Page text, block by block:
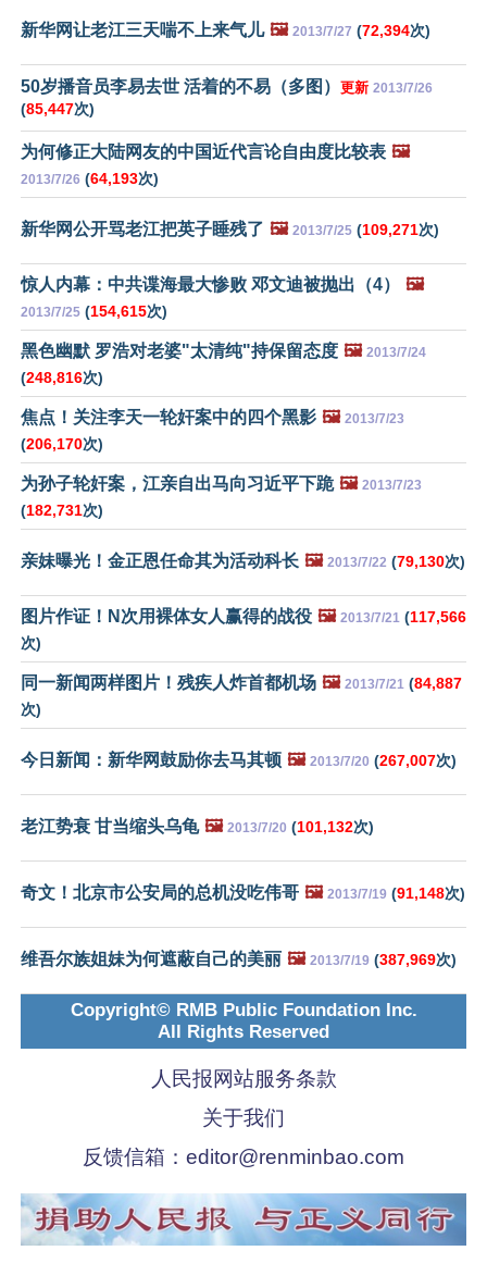
新华网让老江三天喘不上来气儿 🖼️ 2013/7/27 (72,394次)
50岁播音员李易去世 活着的不易（多图） 更新 2013/7/26
(85,447次)
为何修正大陆网友的中国近代言论自由度比较表 🖼️
2013/7/26 (64,193次)
新华网公开骂老江把英子睡残了 🖼️ 2013/7/25 (109,271次)
惊人内幕：中共谍海最大惨败 邓文迪被抛出（4） 🖼️
2013/7/25 (154,615次)
黑色幽默 罗浩对老婆"太清纯"持保留态度 🖼️ 2013/7/24
(248,816次)
焦点！关注李天一轮奸案中的四个黑影 🖼️ 2013/7/23
(206,170次)
为孙子轮奸案，江亲自出马向习近平下跪 🖼️ 2013/7/23
(182,731次)
亲妹曝光！金正恩任命其为活动科长 🖼️ 2013/7/22 (79,130次)
图片作证！N次用裸体女人赢得的战役 🖼️ 2013/7/21 (117,566
次)
同一新闻两样图片！残疾人炸首都机场 🖼️ 2013/7/21 (84,887
次)
今日新闻：新华网鼓励你去马其顿 🖼️ 2013/7/20 (267,007次)
老江势衰 甘当缩头乌龟 🖼️ 2013/7/20 (101,132次)
奇文！北京市公安局的总机没吃伟哥 🖼️ 2013/7/19 (91,148次)
维吾尔族姐妹为何遮蔽自己的美丽 🖼️ 2013/7/19 (387,969次)
Copyright© RMB Public Foundation Inc.
All Rights Reserved
人民报网站服务条款
关于我们
反馈信箱： editor@renminbao.com